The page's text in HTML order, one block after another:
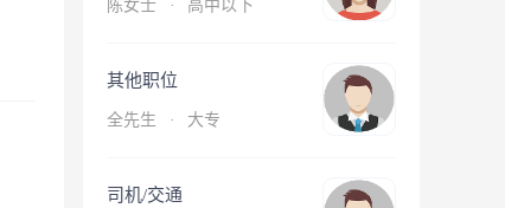
陈女士 · 高中以下
其他职位
全先生 · 大专
司机/交通